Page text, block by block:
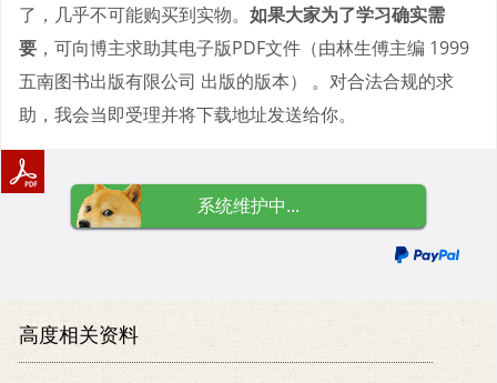
了，几乎不可能购买到实物。 如果大家为了学习确实需
要 ，可向博主求助其电子版PDF文件（由林生傅主编 1999
五南图书出版有限公司 出版的版本） 。对合法合规的求
助，我会当即受理并将下载地址发送给你。
系统维护中...
高度相关资料